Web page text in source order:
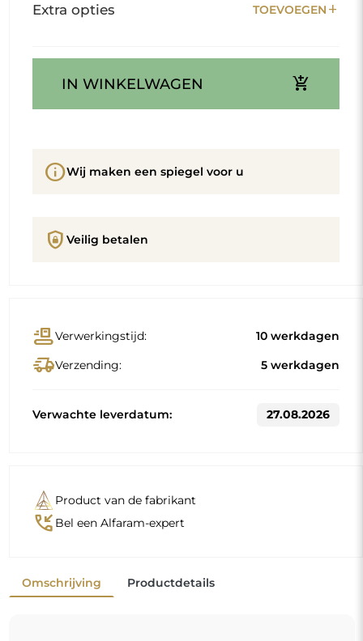
Extra opties TOEVOEGEN add
IN WINKELWAGEN add_shopping_cart
infoWij maken een spiegel voor u
shield_lock Veilig betalen
conveyor_beltVerwerkingstijd: 10 werkdagen
delivery_truck_speedVerzending: 5 werkdagen
Verwachte leverdatum: 27.08.2026
Product van de fabrikant
phone_callback Bel een Alfaram-expert
Omschrijving Productdetails